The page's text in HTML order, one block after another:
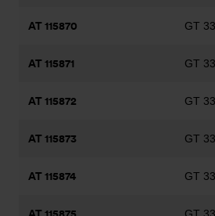
AT 115870 GT
AT 115871 GT
AT 115872 GT
AT 115873 GT
AT 115874 GT